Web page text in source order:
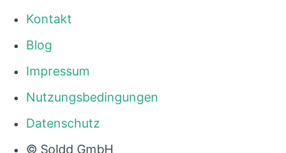
Kontakt
Blog
Impressum
Nutzungsbedingungen
Datenschutz
© Soldd GmbH